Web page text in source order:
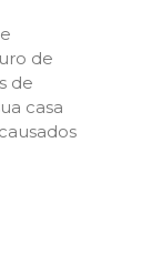
de
de
casa